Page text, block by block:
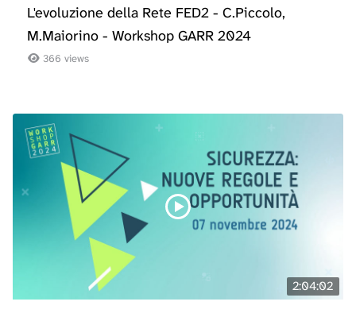
L'evoluzione della Rete FED2 - C.Piccolo,
M.Maiorino - Workshop GARR 2024
366 views
2:04:02